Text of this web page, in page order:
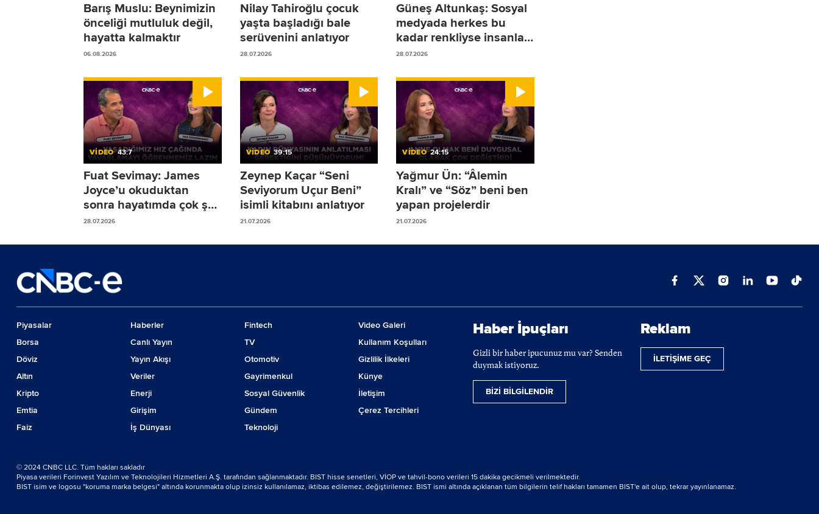
Barış Muslu: Beynimizin
önceliği mutluluk değil,
hayatta kalmaktır
06.08.2026
Nilay Tahiroğlu çocuk
yaşta başladığı bale
serüvenini anlatıyor
28.07.2026
Güneş Altunkaş: Sosyal
medyada herkes bu
kadar renkliyse insanlar
sokakta neden mutsuz?
28.07.2026
VİDEO 43:7
Fuat Sevimay: James
Joyce’u okuduktan
sonra hayatımda çok şey
değişti!
28.07.2026
VİDEO 39:15
Zeynep Kaçar “Seni
Seviyorum Uçur Beni”
isimli kitabını anlatıyor
21.07.2026
VİDEO 24:15
Yağmur Ün: “Âlemin
Kralı” ve “Söz” beni ben
yapan projelerdir
21.07.2026
Piyasalar
Borsa
Döviz
Altın
Kripto
Emtia
Faiz
Haberler
Canlı Yayın
Yayın Akışı
Veriler
Enerji
Girişim
İş Dünyası
Fintech
TV
Otomotiv
Gayrimenkul
Sosyal Güvenlik
Gündem
Teknoloji
Video Galeri
Kullanım Koşulları
Gizlilik İlkeleri
Künye
İletişim
Çerez Tercihleri
Haber İpuçları
Gizli bir haber ipucunuz mu var? Senden
duymak istiyoruz.
BİZİ BİLGİLENDİR
Reklam
İLETİŞİME GEÇ
© 2024 CNBC LLC. Tüm hakları sakladır
Piyasa verileri Forinvest Yazılım ve Teknolojileri Hizmetleri A.Ş. tarafından sağlanmaktadır. BIST hisse senetleri, VİOP ve tahvil-bono verileri 15 dakika gecikmeli verilmektedir.
BIST isim ve logosu "koruma marka belgesi" altında korunmakta olup izinsiz kullanılamaz, iktibas edilemez, değiştirilemez. BIST ismi altında açıklanan tüm bilgilerin telif hakları tamamen BIST'e ait olup, tekrar yayınlanamaz.